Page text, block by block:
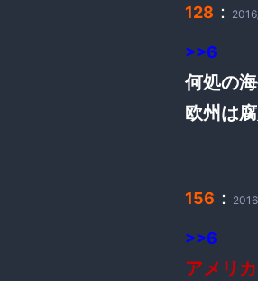
128 ：
>>6
何処の
欧州は
156 ：
>>6
アメリ